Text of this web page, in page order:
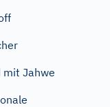
mit Jahwe